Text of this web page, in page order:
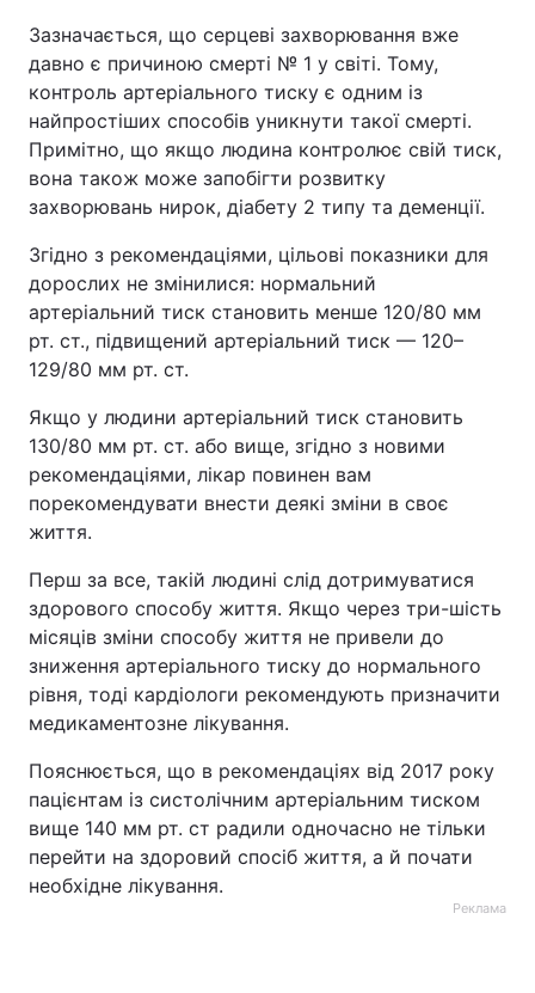
Зазначається, що серцеві захворювання вже
давно є причиною смерті № 1 у світі. Тому,
контроль артеріального тиску є одним із
найпростіших способів уникнути такої смерті.
Примітно, що якщо людина контролює свій тиск,
вона також може запобігти розвитку
захворювань нирок, діабету 2 типу та деменції.
Згідно з рекомендаціями, цільові показники для
дорослих не змінилися: нормальний
артеріальний тиск становить менше 120/80 мм
рт. ст., підвищений артеріальний тиск — 120–
129/80 мм рт. ст.
Якщо у людини артеріальний тиск становить
130/80 мм рт. ст. або вище, згідно з новими
рекомендаціями, лікар повинен вам
порекомендувати внести деякі зміни в своє
життя.
Перш за все, такій людині слід дотримуватися
здорового способу життя. Якщо через три-шість
місяців зміни способу життя не привели до
зниження артеріального тиску до нормального
рівня, тоді кардіологи рекомендують призначити
медикаментозне лікування.
Пояснюється, що в рекомендаціях від 2017 року
пацієнтам із систолічним артеріальним тиском
вище 140 мм рт. ст радили одночасно не тільки
перейти на здоровий спосіб життя, а й почати
необхідне лікування.
Реклама